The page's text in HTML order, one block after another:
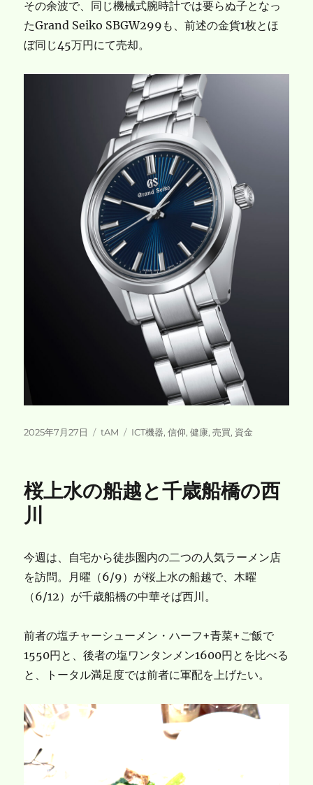
その余波で、同じ機械式腕時計では要らぬ子となっ
たGrand Seiko SBGW299も、前述の金貨1枚とほ
ぼ同じ45万円にて売却。
投
2025年7月27日
カ
ー
tAM
タ
ICT機器,信仰,健康,売買, 資金
桜上水の船越と千歳船橋の西
川
今週は、自宅から徒歩圏内の二つの人気ラーメン店
を訪問。月曜（6/9）が桜上水の船越で、木曜
（6/12）が千歳船橋の中華そば西川。
前者の塩チャーシューメン・ハーフ+青菜+ご飯で
1550円と、後者の塩ワンタンメン1600円とを比べる
と、トータル満足度では前者に軍配を上げたい。